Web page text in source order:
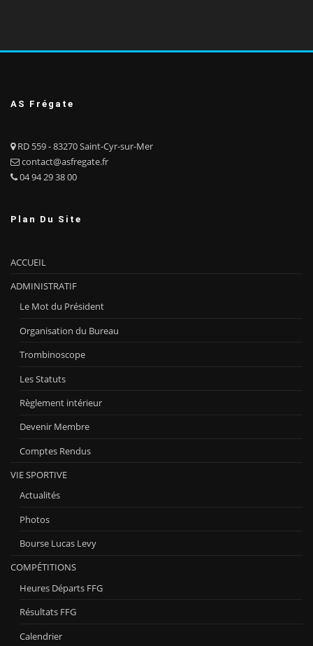
AS Frégate
RD 559 - 83270 Saint-Cyr-sur-Mer
contact@asfregate.fr
04 94 29 38 00
Plan Du Site
ACCUEIL
ADMINISTRATIF
Le Mot du Président
Organisation du Bureau
Trombinoscope
Les Statuts
Règlement intérieur
Devenir Membre
Comptes Rendus
VIE SPORTIVE
Actualités
Photos
Bourse Lucas Levy
COMPÉTITIONS
Heures Départs FFG
Résultats FFG
Calendrier